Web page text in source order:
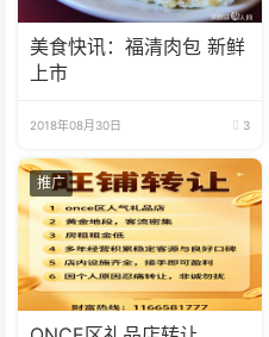
美食快讯：福清肉包 新鲜
上市
2018年08月30日 3
推广